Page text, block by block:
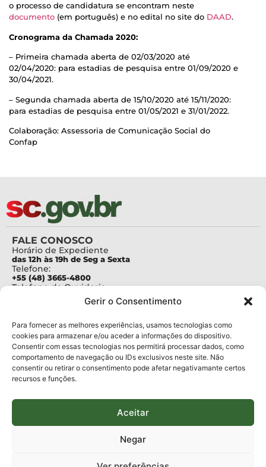
Gerir o Consentimento
Para fornecer as melhores experiências, usamos tecnologias como
cookies para armazenar e/ou aceder a informações do dispositivo.
Consentir com essas tecnologias nos permitirá processar dados, como
comportamento de navegação ou IDs exclusivos neste site. Não
consentir ou retirar o consentimento pode afetar negativamante certos
recursos e funções.
Aceitar
Negar
o processo de candidatura se encontram neste
documento (em português) e no edital no site do DAAD.
Cronograma da Chamada 2020:
– Primeira chamada aberta de 02/03/2020 até
02/04/2020: para estadias de pesquisa entre 01/09/2020 e
30/04/2021.
– Segunda chamada aberta de 15/10/2020 até 15/11/2020:
para estadias de pesquisa entre 01/05/2021 e 31/01/2022.
Colaboração: Assessoria de Comunicação Social do
Confap
FALE CONOSCO
Horário de Expediente
das 12h às 19h de Seg a Sexta
Telefone:
+55 (48) 3665-4800
Telefone da Ouvidoria
Para assuntos relacionados à Pesquisa
pesquisa@fapesc.sc.gov.br
Para assuntos relacionados à Inovação
inovacao@fapesc.sc.gov.br
Para assuntos relacionados à Bolsas
bolsas@fapesc.sc.gov.br
Para assuntos relacionados à Prestação de Contas
Para assuntos relacionados à Plataforma
plataforma@fapesc.sc.gov.br
Jair Artur da Silva dpo@fapesc.sc.gov.br 3665-4831